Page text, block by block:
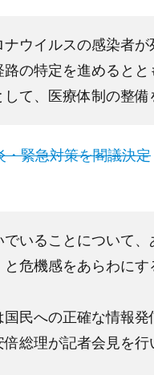
ウイルスの感染者
の特定を進めると
て、医療体制の整備
緊急対策を閣議決定
いることについて
危機感をあらわに
国民への正確な情報
総理が記者会見を